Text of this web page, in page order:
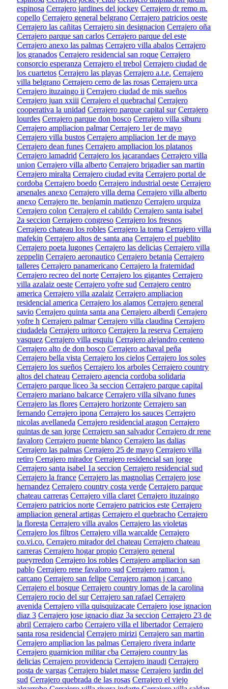
espinosa Cerrajero jardines del jockey Cerrajero dr remo m.
copello Cerrajero general belgrano Cerrajero patricios oeste
Cerrajero las cañitas Cerrajero sin designacion Cerrajero oña
Cerrajero parque san carlos Cerrajero parque del este
Cerrajero anexo las palmas Cerrajero villa abalos Cerrajero
los granados Cerrajero residencial san roque Cerrajero
consorcio esperanza Cerrajero el trebol Cerrajero ciudad de
los cuartetos Cerrajero las playas Cerrajero a.t.e. Cerrajero
villa belgrano Cerrajero cerro de las rosas Cerrajero urca
Cerrajero ituzaingo ii Cerrajero ciudad de mis sueños
Cerrajero juan xxiii Cerrajero el quebrachal Cerrajero
cooperativa la unidad Cerrajero parque capital sur Cerrajero
lourdes Cerrajero parque don bosco Cerrajero villa siburu
Cerrajero ampliacion palmar Cerrajero 1er de mayo
Cerrajero villa bustos Cerrajero ampliacion 1er de mayo
Cerrajero dean funes Cerrajero ampliacion los platanos
Cerrajero lamadrid Cerrajero los jacarandaes Cerrajero villa
union Cerrajero villa alberto Cerrajero brigadier san martin
Cerrajero miralta Cerrajero ciudad evita Cerrajero portal de
cordoba Cerrajero boedo Cerrajero industrial oeste Cerrajero
arsenales anexo Cerrajero villa derna Cerrajero villa alberto
anexo Cerrajero tte. benjamin matienzo Cerrajero urquiza
Cerrajero colon Cerrajero el cabildo Cerrajero santa isabel
2a seccion Cerrajero congreso Cerrajero los fresnos
Cerrajero chateau los robles Cerrajero la toma Cerrajero villa
mafekin Cerrajero altos de santa ana Cerrajero el pueblito
Cerrajero poeta lugones Cerrajero las delicias Cerrajero villa
zeppelin Cerrajero aeronautico Cerrajero betania Cerrajero
talleres Cerrajero panamericano Cerrajero la fraternidad
Cerrajero recreo del norte Cerrajero los gigantes Cerrajero
villa azalaiz oeste Cerrajero yofre sud Cerrajero centro
america Cerrajero villa azalaiz Cerrajero ampliacion
residencial america Cerrajero los alamos Cerrajero general
savio Cerrajero quinta santa ana Cerrajero alberdi Cerrajero
yofre h Cerrajero palmar Cerrajero villa claudina Cerrajero
ciudadela Cerrajero uritorco Cerrajero la reserva Cerrajero
vasquez Cerrajero villa esquiu Cerrajero alejandro centeno
Cerrajero alto de don bosco Cerrajero achaval peña
Cerrajero bella vista Cerrajero los cielos Cerrajero los soles
Cerrajero los sueños Cerrajero los arboles Cerrajero country
altos del chateau Cerrajero agencia cordoba solidaria
Cerrajero parque liceo 3a seccion Cerrajero parque capital
Cerrajero mariano balcarce Cerrajero villa silvano funes
Cerrajero las flores Cerrajero horizonte Cerrajero san
fernando Cerrajero ipona Cerrajero los sauces Cerrajero
nicolas avellaneda Cerrajero residencial aragon Cerrajero
quintas de san jorge Cerrajero san salvador Cerrajero dr rene
favaloro Cerrajero puente blanco Cerrajero las dalias
Cerrajero las palmas Cerrajero 25 de mayo Cerrajero villa
retiro Cerrajero mirador Cerrajero residencial san jorge
Cerrajero santa isabel 1a seccion Cerrajero residencial sud
Cerrajero la france Cerrajero las magnolias Cerrajero jose
hernandez Cerrajero country costa verde Cerrajero parque
chateau carreras Cerrajero villa claret Cerrajero ituzaingo
Cerrajero patricios norte Cerrajero patricios este Cerrajero
ampliacion general artigas Cerrajero el quebracho Cerrajero
la floresta Cerrajero villa avalos Cerrajero las violetas
Cerrajero los filtros Cerrajero villa warcalde Cerrajero
co.vi.co. Cerrajero mirador del chateau Cerrajero chateau
carreras Cerrajero hogar propio Cerrajero general
pueyrredon Cerrajero los robles Cerrajero ampliacion san
pablo Cerrajero rene favaloro sud Cerrajero ramon j.
carcano Cerrajero san felipe Cerrajero ramon j carcano
Cerrajero el bosque Cerrajero country lomas de la carolina
Cerrajero rocio del sur Cerrajero san rafael Cerrajero
avenida Cerrajero villa quisquizacate Cerrajero jose ignacion
diaz 3 Cerrajero jose ignacio diaz 3a seccion Cerrajero 23 de
abril Cerrajero carbo Cerrajero villa el libertador Cerrajero
santa rosa residencial Cerrajero mirizi Cerrajero san martin
Cerrajero ampliacion las palmas Cerrajero rivera indarte
Cerrajero guarnicion militar cba Cerrajero country las
delicias Cerrajero providencia Cerrajero inaudi Cerrajero
posta de vargas Cerrajero bialet masse Cerrajero jardin del
sud Cerrajero quebrada de las rosas Cerrajero el viejo